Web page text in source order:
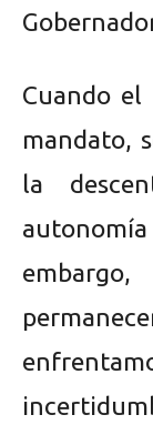
Cuando el
mandato,
la